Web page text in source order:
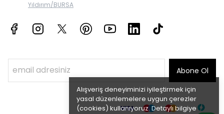
Alışveriş deneyiminizi iyileştirmek için
yasal düzenlemelere uygun çerezler
(cookies) kullanıyoruz. Detaylı bilgiye
Yıldırım/BURSA
Abone Ol